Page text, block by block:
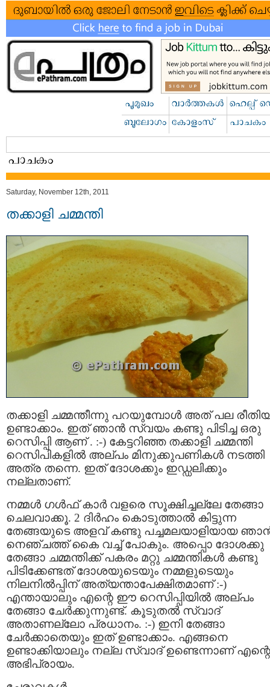
Saturday, November 12th, 2011
തക്കാളി ചമ്മന്തി
തക്കാളി ചമ്മന്തീന്നു പറയുമ്പോള്‍ അത് പല
ഉണ്ടാക്കാം. ഇത് ഞാന്‍ സ്വയം കണ്ടു പിടിച്ച ഒരു
റെസിപ്പി ആണ് . :-) കേട്ടറിഞ്ഞ തക്കാളി ചമ്മന്തി
റെസിപികളില്‍ അല്പം മിനുക്കുപണികള്‍ നടത്തി
അത്ര തന്നെ. ഇത് ദോശക്കും ഇഡ്ഡലിക്കും
നല്ലതാണ്.
നമ്മള്‍ ഗള്‍ഫ്‌ കാര്‍ വളരെ സൂക്ഷിച്ചല്ലേ തേങ്ങാ
ചെലവാക്കൂ. 2 ദിര്‍ഹം കൊടുത്താല്‍ കിട്ടുന്ന
തേങ്ങയുടെ അളവ് കണ്ടു പച്ചമലയാളിയായ
നെഞ്ചത്ത് കൈ വച്ച് പോകും. അപ്പൊ ദോശക്കു
തേങ്ങാ ചമ്മന്തിക്ക് പകരം മറ്റു ചമ്മന്തികള്‍ കണ്ടു
പിടിക്കേണ്ടത് ദോശയുടെയും നമ്മളുടെയും
നിലനില്‍പ്പിന് അത്യന്താപേക്ഷിതമാണ് :-)
എന്തായാലും എന്റെ ഈ റെസിപ്പിയില്‍ അല്പം
തേങ്ങാ ചേര്‍ക്കുന്നുണ്ട്. കൂടുതല്‍ സ്വാദ്
അതാണല്ലോ പ്രധാനം. :-) ഇനി തേങ്ങാ
ചേര്‍ക്കാതെയും ഇത് ഉണ്ടാക്കാം. എങ്ങനെ
ഉണ്ടാക്കിയാലും നല്ല സ്വാദ് ഉണ്ടെന്നാണ് എന്റെ
അഭിപ്രായം.